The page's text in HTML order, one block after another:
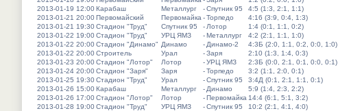
2013-01-19 12:00Карабаш Металлург -Спутник 95
4:5 (1:3, 2:1, 1:1)
2013-01-21 20:00Первомайский Первомайка -Торпедо
4:16 (3:9, 0:4, 1:3)
2013-01-21 19:30Стадион "Труд" Спутник 95 - Лотор
1:4 (0:1, 1:1, 0:2)
2013-01-22 19:00Стадион "Труд" УРЦ ЯМЗ -Металлург
4:2 (2:1, 1:1, 1:0)
2013-01-22 20:00Стадион "Динамо" Динамо - Динамо-2
4:3Б (2:0, 1:1, 0:2, 0:0, 1:0)
2013-01-22 20:00Строитель Урал -Заря
2:10 (1:3, 1:4, 0:3)
2013-01-23 20:00Стадион "Лотор" Лотор -УРЦ ЯМЗ
2:3Б (0:0, 2:1, 0:1, 0:0, 0:1)
2013-01-24 20:00Стадион "Заря" Заря -Торпедо
3:2 (1:1, 2:0, 0:1)
2013-01-25 19:30Стадион "Труд" Урал -Спутник 95
3:4Д (0:1, 2:1, 1:1, 0:1)
2013-01-26 15:00Карабаш Металлург - Динамо
5:9 (1:4, 2:3, 2:2)
2013-01-26 17:00Стадион "Лотор" Лотор -Первомайка 14:4 (6:1, 5:1, 3:2)
2013-01-28 19:00Стадион "Труд" УРЦ ЯМЗ -Спутник 95
10:2 (2:1, 4:1, 4:0)